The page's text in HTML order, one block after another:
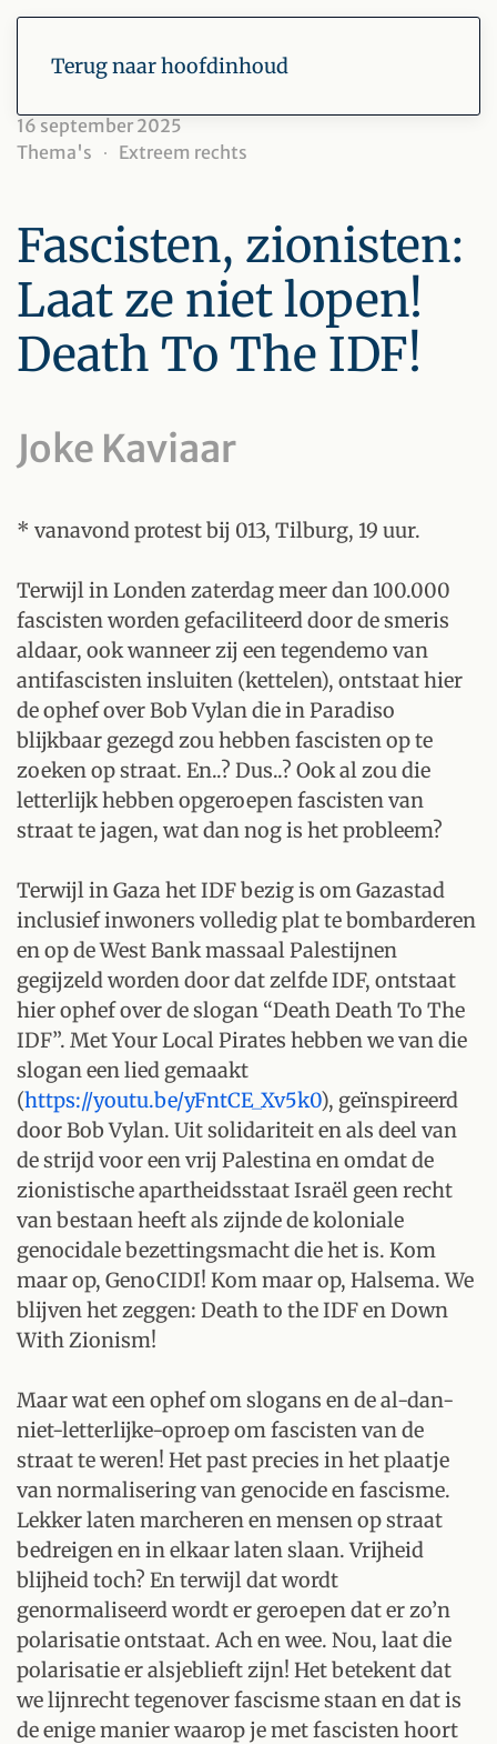
Terug naar hoofdinhoud
16 september 2025
Thema's
Extreem rechts
Fascisten, zionisten:
Laat ze niet lopen!
Death To The IDF!
Joke Kaviaar
* vanavond protest bij 013, Tilburg, 19 uur.
Terwijl in Londen zaterdag meer dan 100.000
fascisten worden gefaciliteerd door de smeris
aldaar, ook wanneer zij een tegendemo van
antifascisten insluiten (kettelen), ontstaat hier
de ophef over Bob Vylan die in Paradiso
blijkbaar gezegd zou hebben fascisten op te
zoeken op straat. En..? Dus..? Ook al zou die
letterlijk hebben opgeroepen fascisten van
straat te jagen, wat dan nog is het probleem?
Terwijl in Gaza het IDF bezig is om Gazastad
inclusief inwoners volledig plat te bombarderen
en op de West Bank massaal Palestijnen
gegijzeld worden door dat zelfde IDF, ontstaat
hier ophef over de slogan “Death Death To The
IDF”. Met Your Local Pirates hebben we van die
slogan een lied gemaakt
(https://youtu.be/yFntCE_Xv5k0), geïnspireerd
door Bob Vylan. Uit solidariteit en als deel van
de strijd voor een vrij Palestina en omdat de
zionistische apartheidsstaat Israël geen recht
van bestaan heeft als zijnde de koloniale
genocidale bezettingsmacht die het is. Kom
maar op, GenoCIDI! Kom maar op, Halsema. We
blijven het zeggen: Death to the IDF en Down
With Zionism!
Maar wat een ophef om slogans en de al-dan-
niet-letterlijke-oproep om fascisten van de
straat te weren! Het past precies in het plaatje
van normalisering van genocide en fascisme.
Lekker laten marcheren en mensen op straat
bedreigen en in elkaar laten slaan. Vrijheid
blijheid toch? En terwijl dat wordt
genormaliseerd wordt er geroepen dat er zo’n
polarisatie ontstaat. Ach en wee. Nou, laat die
polarisatie er alsjeblieft zijn! Het betekent dat
we lijnrecht tegenover fascisme staan en dat is
de enige manier waarop je met fascisten hoort